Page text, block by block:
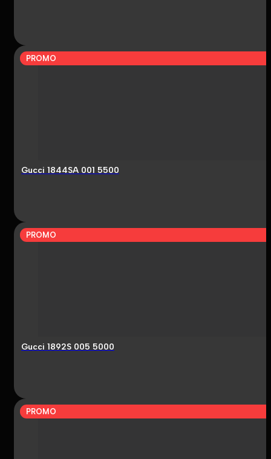
PROMO
Gucci 1844SA 001 5500
PROMO
Gucci 1892S 005 5000
PROMO